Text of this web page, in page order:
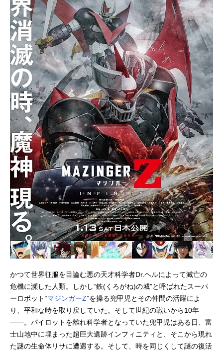
かつて世界征服を目論む悪の天才科学者Dr.ヘルによって滅亡の
危機に瀕した人類。しかし“鉄(くろがね)の城”と呼ばれたスーパ
ーロボット“マジンガーZ”を操る兜甲児とその仲間の活躍によ
り、平和な時を取り戻していた。そして世紀の戦いから10年
――。パイロットを離れ科学者となっていた兜甲児はある日、富
士山地中に埋まった超巨大遺跡インフィニティと、そこから現れ
た謎の生命体リサに遭遇する。そして、時を同じくして謎の復活